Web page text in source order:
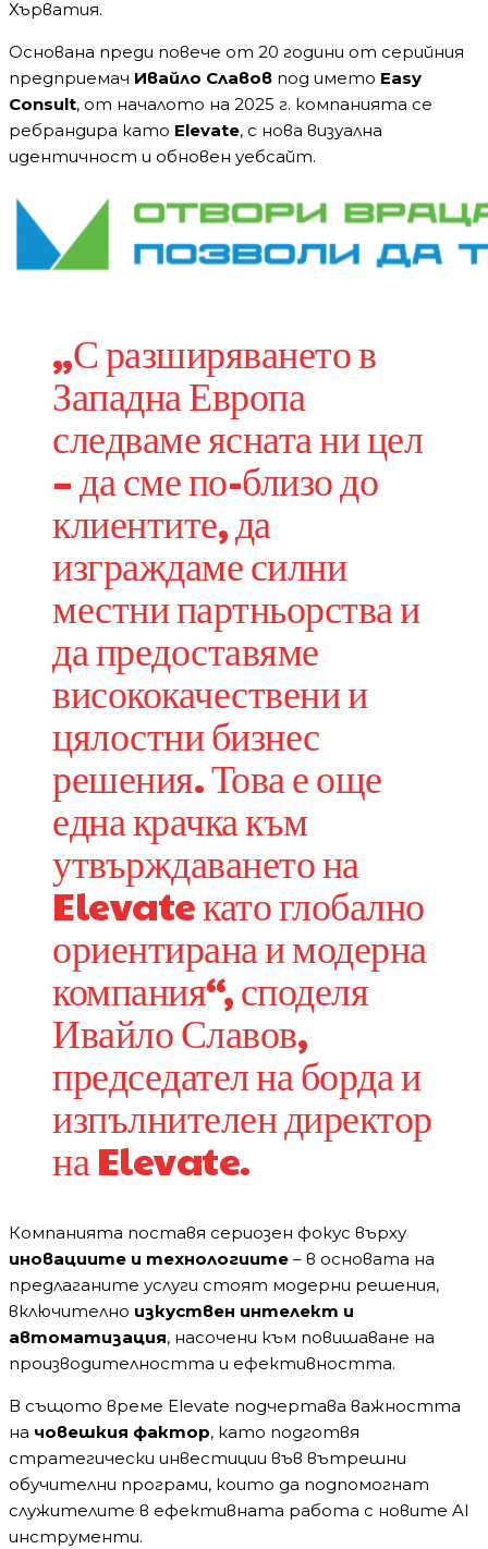
Хърватия.
Основана преди повече от 20 години от серийния
предприемач Ивайло Славов под името Easy
Consult, от началото на 2025 г. компанията се
ребрандира като Elevate, с нова визуална
идентичност и обновен уебсайт.
„С разширяването в
Западна Европа
следваме ясната ни цел
– да сме по-близо до
клиентите, да
изграждаме силни
местни партньорства и
да предоставяме
висококачествени и
цялостни бизнес
решения. Това е още
една крачка към
утвърждаването на
Elevate като глобално
ориентирана и модерна
компания“, споделя
Ивайло Славов,
председател на борда и
изпълнителен директор
на Elevate.
Компанията поставя сериозен фокус върху
иновациите и технологиите – в основата на
предлаганите услуги стоят модерни решения,
включително изкуствен интелект и
автоматизация, насочени към повишаване на
производителността и ефективността.
В същото време Elevate подчертава важността
на човешкия фактор, като подготвя
стратегически инвестиции във вътрешни
обучителни програми, които да подпомогнат
служителите в ефективната работа с новите AI
инструменти.